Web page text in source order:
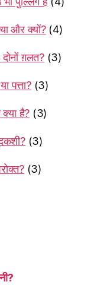
और क्यों? (4)
दोनों ग़लत? (3)
पत्ता? (3)
है? (3)
(3)
(3)